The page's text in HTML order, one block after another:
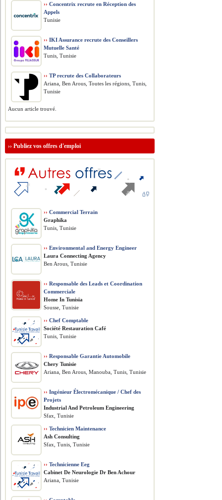
›› Concentrix recrute en Réception des
Appels
Tunisie
›› IKI Assurance recrute des Conseillers
Mutuelle Santé
Tunis, Tunisie
›› TP recrute des Collaborateurs
Ariana, Ben Arous, Toutes les régions, Tunis,
Tunisie
Aucun article trouvé.
››Publiez vos offres d'emploi
›› Commercial Terrain
Graphika
Tunis, Tunisie
›› Environmental and Energy Engineer
Laura Connecting Agency
Ben Arous, Tunisie
›› Responsable des Leads et Coordination
Commerciale
Home In Tunisia
Sousse, Tunisie
›› Chef Comptable
Société Restauration Café
Tunis, Tunisie
›› Responsable Garantie Automobile
Chery Tunisie
Ariana, Ben Arous, Manouba, Tunis, Tunisie
›› Ingénieur Électromécanique / Chef des
Projets
​Industrial And Petroleum Engineering
Sfax, Tunisie
›› Technicien Maintenance
Ash Consulting
Sfax, Tunis, Tunisie
›› Technicienne Eeg
Cabinet De Neurologie Dr Ben Achour
Ariana, Tunisie